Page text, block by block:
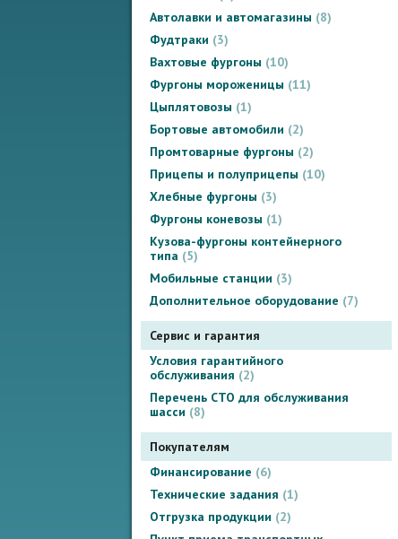
Автолавки и автомагазины
8
Фудтраки
3
Вахтовые фургоны 10
Фургоны мороженицы 11
Цыплятовозы 1
Бортовые автомобили
2
Промтоварные фургоны
2
Прицепы и полуприцепы 10
Хлебные фургоны
3
Фургоны коневозы 1
Кузова-фургоны контейнерного
типа
5
Мобильные станции
3
Дополнительное оборудование
7
Сервис и гарантия
Условия гарантийного
обслуживания
2
Перечень СТО для обслуживания
шасси
8
Покупателям
Финансирование
6
Технические задания 1
Отгрузка продукции
2